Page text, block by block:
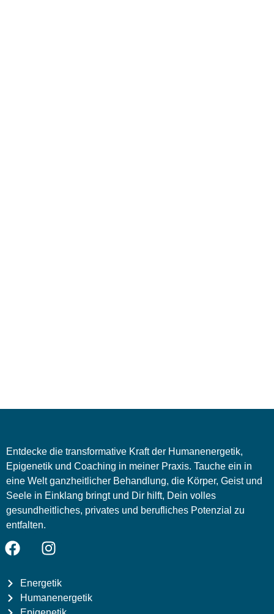
Entdecke die transformative Kraft der Humanenergetik,
Epigenetik und Coaching in meiner Praxis. Tauche ein in
eine Welt ganzheitlicher Behandlung, die Körper, Geist und
Seele in Einklang bringt und Dir hilft, Dein volles
gesundheitliches, privates und berufliches Potenzial zu
entfalten.
Energetik
Humanenergetik